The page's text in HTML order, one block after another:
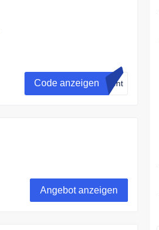
Code anzeigen zent
Angebot anzeigen